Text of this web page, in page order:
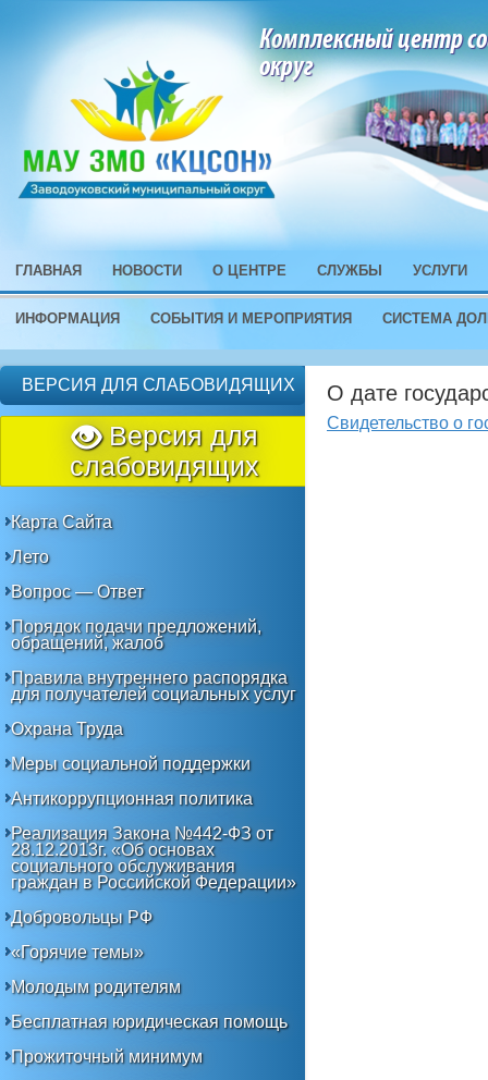
Комплексный центр
округ
ГЛАВНАЯ НОВОСТИ О ЦЕНТРЕ СЛУЖБЫ УСЛУГИ
ИНФОРМАЦИЯ СОБЫТИЯ И МЕРОПРИЯТИЯ СИСТЕМА
О дате
Свидетельство о
ВЕРСИЯ ДЛЯ СЛАБОВИДЯЩИХ
Версия для
слабовидящих
Карта Сайта
Лето
Вопрос — Ответ
Порядок подачи предложений,
обращений, жалоб
Правила внутреннего распорядка
для получателей социальных услуг
Охрана Труда
Меры социальной поддержки
Антикоррупционная политика
Реализация Закона №442-ФЗ от
28.12.2013г. «Об основах
социального обслуживания
граждан в Российской Федерации»
Добровольцы РФ
«Горячие темы»
Молодым родителям
Бесплатная юридическая помощь
Прожиточный минимум